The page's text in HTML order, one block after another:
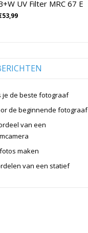
Voor SLR Camera's
Geheugenkaarten
UV Filter MRC 67 E
53,99
je de beste fotograaf
de beginnende fotograaf
van een
maken
van een statief